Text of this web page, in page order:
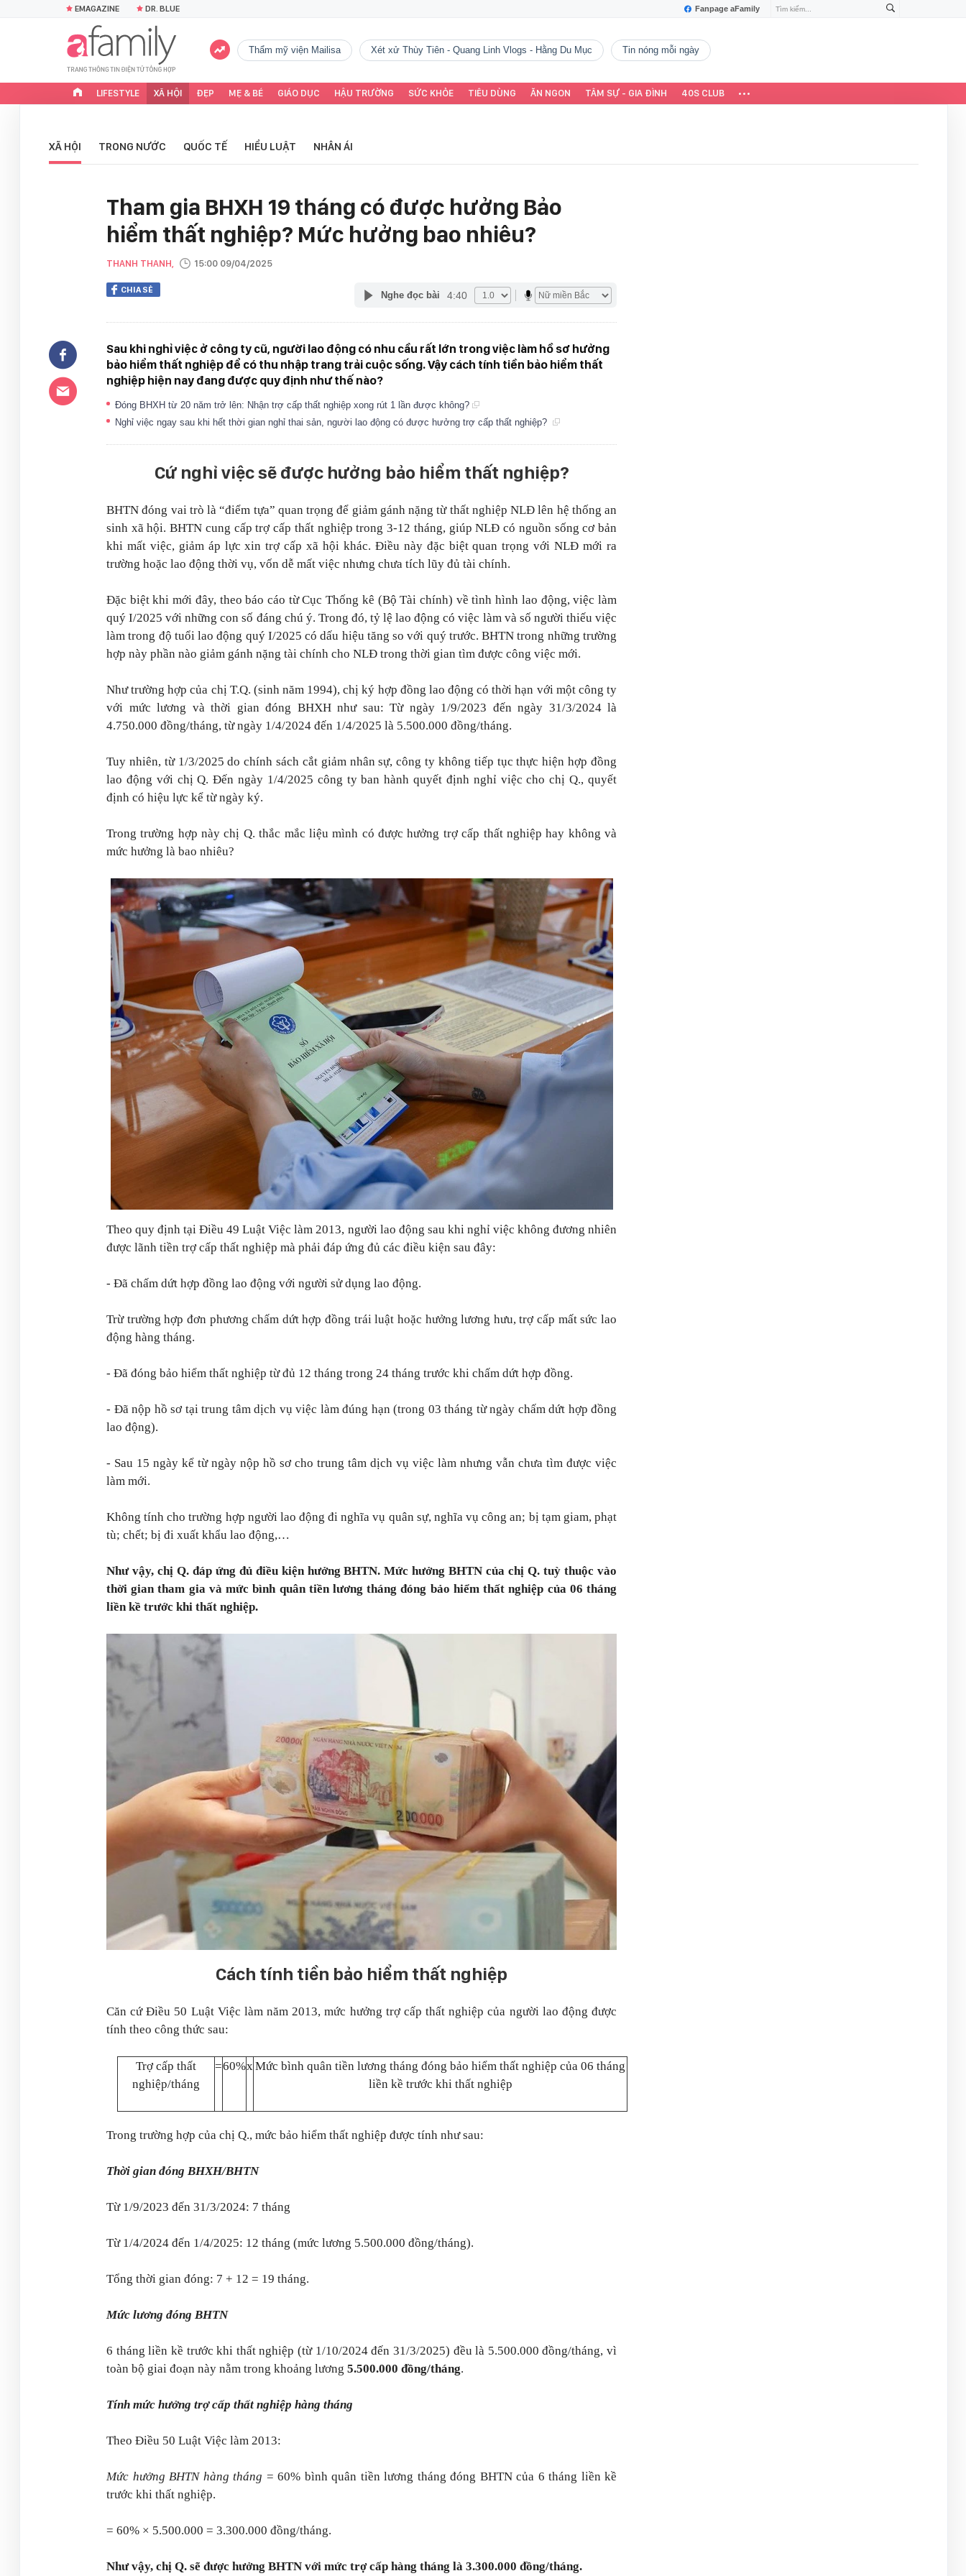
Fanpage aFamily
EMAGAZINE DR. BLUE
Thẩm mỹ viện Mailisa Xét xử Thùy Tiên - Quang Linh Vlogs - Hằng Du Mục tin nóng mỗi ngày
LIFESTYLE XÃ HỘI ĐẸP MẸ & BÉ GIÁO DỤC HẬU TRƯỜNG SỨC KHỎE TIÊU DÙNG ĂN NGON TÂM SỰ - GIA ĐÌNH 40S CLUB
XÃ HỘI TRONG NƯỚC QUỐC TẾ HIỂU LUẬT NHÂN ÁI
Tham gia BHXH 19 tháng có được hưởng Bảo
hiểm thất nghiệp? Mức hưởng bao nhiêu?
THANH THANH, 15:00 09/04/2025
CHIA SẺ Nghe đọc bài 4:40
Sau khi nghỉ việc ở công ty cũ, người lao động có nhu cầu rất lớn trong việc làm hồ sơ hưởng
bảo hiểm thất nghiệp để có thu nhập trang trải cuộc sống. Vậy cách tính tiền bảo hiểm thất
nghiệp hiện nay đang được quy định như thế nào?
Đóng BHXH từ 20 năm trở lên: Nhận trợ cấp thất nghiệp xong rút 1 lần được không?
Nghỉ việc ngay sau khi hết thời gian nghỉ thai sản, người lao động có được hưởng trợ cấp thất nghiệp?
Cứ nghỉ việc sẽ được hưởng bảo hiểm thất nghiệp?
BHTN đóng vai trò là “điểm tựa” quan trọng để giảm gánh nặng từ thất nghiệp NLĐ lên hệ thống an
sinh xã hội. BHTN cung cấp trợ cấp thất nghiệp trong 3-12 tháng, giúp NLĐ có nguồn sống cơ bản
khi mất việc, giảm áp lực xin trợ cấp xã hội khác. Điều này đặc biệt quan trọng với NLĐ mới ra
trường hoặc lao động thời vụ, vốn dễ mất việc nhưng chưa tích lũy đủ tài chính.
Đặc biệt khi mới đây, theo báo cáo từ Cục Thống kê (Bộ Tài chính) về tình hình lao động, việc làm
quý I/2025 với những con số đáng chú ý. Trong đó, tỷ lệ lao động có việc làm và số người thiếu việc
làm trong độ tuổi lao động quý I/2025 có dấu hiệu tăng so với quý trước. BHTN trong những trường
hợp này phần nào giảm gánh nặng tài chính cho NLĐ trong thời gian tìm được công việc mới.
Như trường hợp của chị T.Q. (sinh năm 1994), chị ký hợp đồng lao động có thời hạn với một công ty
với mức lương và thời gian đóng BHXH như sau: Từ ngày 1/9/2023 đến ngày 31/3/2024 là
4.750.000 đồng/tháng, từ ngày 1/4/2024 đến 1/4/2025 là 5.500.000 đồng/tháng.
Tuy nhiên, từ 1/3/2025 do chính sách cắt giảm nhân sự, công ty không tiếp tục thực hiện hợp đồng
lao động với chị Q. Đến ngày 1/4/2025 công ty ban hành quyết định nghỉ việc cho chị Q., quyết
định có hiệu lực kể từ ngày ký.
Trong trường hợp này chị Q. thắc mắc liệu mình có được hưởng trợ cấp thất nghiệp hay không và
mức hưởng là bao nhiêu?
Theo quy định tại Điều 49 Luật Việc làm 2013, người lao động sau khi nghỉ việc không đương nhiên
được lãnh tiền trợ cấp thất nghiệp mà phải đáp ứng đủ các điều kiện sau đây:
- Đã chấm dứt hợp đồng lao động với người sử dụng lao động.
Trừ trường hợp đơn phương chấm dứt hợp đồng trái luật hoặc hưởng lương hưu, trợ cấp mất sức lao
động hàng tháng.
- Đã đóng bảo hiểm thất nghiệp từ đủ 12 tháng trong 24 tháng trước khi chấm dứt hợp đồng.
- Đã nộp hồ sơ tại trung tâm dịch vụ việc làm đúng hạn (trong 03 tháng từ ngày chấm dứt hợp đồng
lao động).
- Sau 15 ngày kể từ ngày nộp hồ sơ cho trung tâm dịch vụ việc làm nhưng vẫn chưa tìm được việc
làm mới.
Không tính cho trường hợp người lao động đi nghĩa vụ quân sự, nghĩa vụ công an; bị tạm giam, phạt
tù; chết; bị đi xuất khẩu lao động,…
Như vậy, chị Q. đáp ứng đủ điều kiện hưởng BHTN. Mức hưởng BHTN của chị Q. tuỳ thuộc vào
thời gian tham gia và mức bình quân tiền lương tháng đóng bảo hiểm thất nghiệp của 06 tháng
liền kề trước khi thất nghiệp.
Cách tính tiền bảo hiểm thất nghiệp
Căn cứ Điều 50 Luật Việc làm năm 2013, mức hưởng trợ cấp thất nghiệp của người lao động được
tính theo công thức sau:
Trợ cấp thất
nghiệp/tháng
=60%xMức bình quân tiền lương tháng đóng bảo hiểm thất nghiệp của 06 tháng
liền kề trước khi thất nghiệp
Trong trường hợp của chị Q., mức bảo hiểm thất nghiệp được tính như sau:
Thời gian đóng BHXH/BHTN
Từ 1/9/2023 đến 31/3/2024: 7 tháng
Từ 1/4/2024 đến 1/4/2025: 12 tháng (mức lương 5.500.000 đồng/tháng).
Tổng thời gian đóng: 7 + 12 = 19 tháng.
Mức lương đóng BHTN
6 tháng liền kề trước khi thất nghiệp (từ 1/10/2024 đến 31/3/2025) đều là 5.500.000 đồng/tháng, vì
toàn bộ giai đoạn này nằm trong khoảng lương 5.500.000 đồng/tháng.
Tính mức hưởng trợ cấp thất nghiệp hàng tháng
Theo Điều 50 Luật Việc làm 2013:
Mức hưởng BHTN hàng tháng = 60% bình quân tiền lương tháng đóng BHTN của 6 tháng liền kề
trước khi thất nghiệp.
= 60% × 5.500.000 = 3.300.000 đồng/tháng.
Như vậy, chị Q. sẽ được hưởng BHTN với mức trợ cấp hàng tháng là 3.300.000 đồng/tháng.